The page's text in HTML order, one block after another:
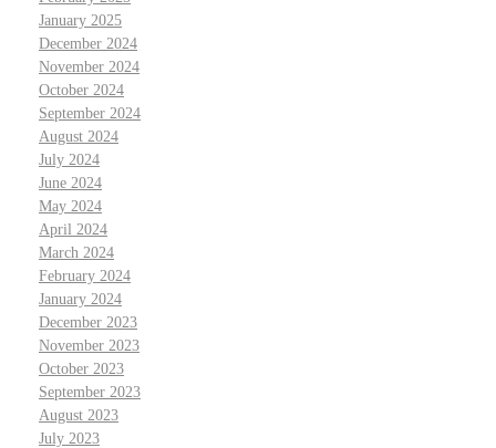
January 2025
December 2024
November 2024
October 2024
September 2024
August 2024
July 2024
June 2024
May 2024
April 2024
March 2024
February 2024
January 2024
December 2023
November 2023
October 2023
September 2023
August 2023
July 2023